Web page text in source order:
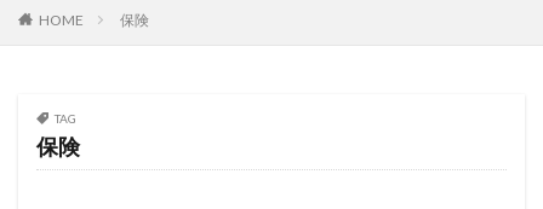
HOME 保険
TAG
保険